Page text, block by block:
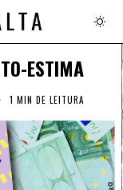
ESTIMA
1 MIN DE LEITURA